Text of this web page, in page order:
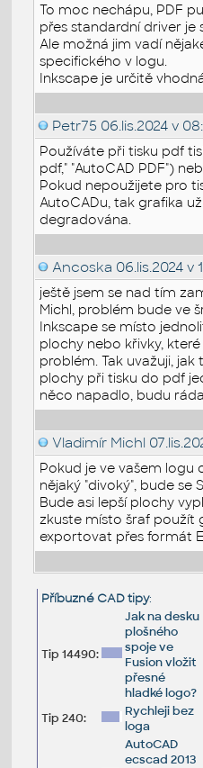
To moc nechápu, PDF
přes standardní driver je
Ale možná jim vadí
specifického v logu.
Inkscape je určitě
Petr75 06.lis.2024 v
Používáte při tisku pdf
pdf," "AutoCAD PDF")
Pokud nepoužijete pro
AutoCADu, tak grafika
degradována.
Ancoska 06.lis.2024 v
ještě jsem se nad tím
Michl, problém bude ve
Inkscape se místo
plochy nebo křivky,
problém. Tak uvažuji,
plochy při tisku do pdf
něco napadlo, budu
Vladimír Michl
Pokud je ve vašem logu
nějaký "divoký", bude se
Bude asi lepší plochy
zkuste místo šraf použít
exportovat přes formát
Příbuzné CAD tipy:
Tip 14490:
Jak na desku
plošného
spoje ve
Fusion vložit
přesné
hladké logo?
Tip 240:
Rychleji bez
loga
AutoCAD
ecscad 2013